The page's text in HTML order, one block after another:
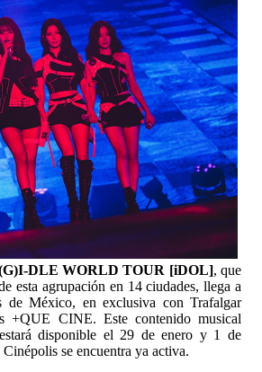
DLE WORLD TOUR [iDOL], que
esta agrupación en 14 ciudades, llega a
de México, en exclusiva con Trafalgar
+QUE CINE. Este contenido musical
disponible el 29 de enero y 1 de
se encuentra ya activa.